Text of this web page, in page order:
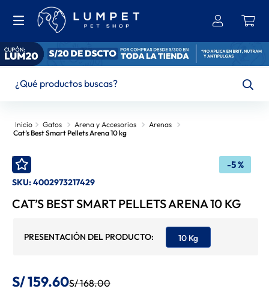
Gatos Arena y Accesorios
Arenas
Cat’s Best Smart Pellets Arena 10 kg
-5 %
SKU:4002973217429
CAT’S BEST SMART PELLETS ARENA 10 KG
10 Kg
S/159.60S/168.00
TÉRMINOS MÁS BUSCADOS
2
3. Brit
4 Hills
. Felix